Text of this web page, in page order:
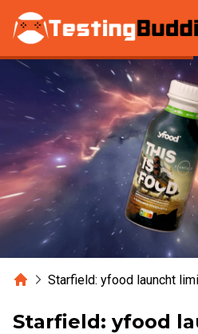
Zum Hauptinhalt springen
HomeStarfield: yfood launcht
Starfield: yfood